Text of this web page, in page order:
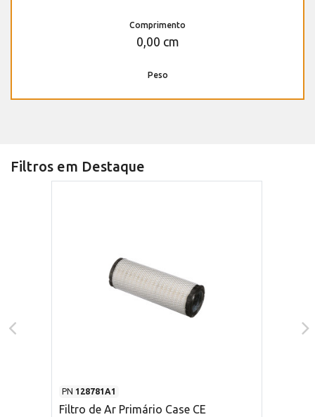
Comprimento
0,00 cm
Peso
Filtros em Destaque
PN 128781A1
Filtro de Ar Primário Case CE